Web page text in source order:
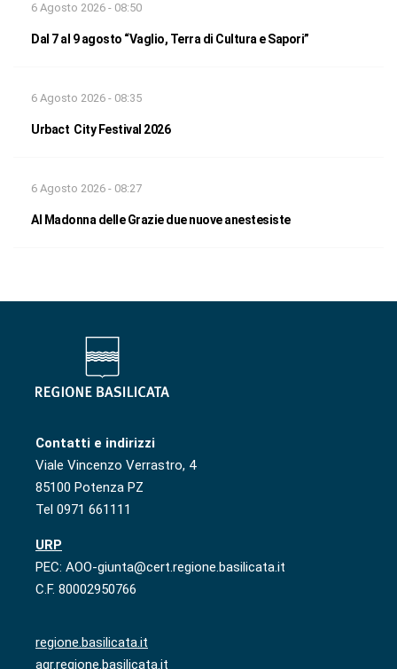
6 Agosto 2026 - 08:50
Dal 7 al 9 agosto “Vaglio, Terra di Cultura e Sapori”
6 Agosto 2026 - 08:35
Urbact City Festival 2026
6 Agosto 2026 - 08:27
Al Madonna delle Grazie due nuove anestesiste
Contatti e indirizzi
Viale Vincenzo Verrastro, 4
85100 Potenza PZ
Tel 0971 661111
URP
PEC: AOO-giunta@cert.regione.basilicata.it
C.F. 80002950766
regione.basilicata.it
agr.regione.basilicata.it